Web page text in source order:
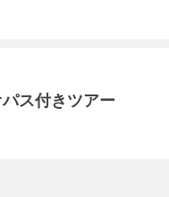
ス付きツアー